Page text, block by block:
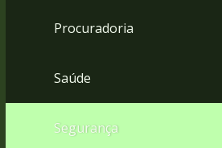
Procuradoria
Saúde
Segurança